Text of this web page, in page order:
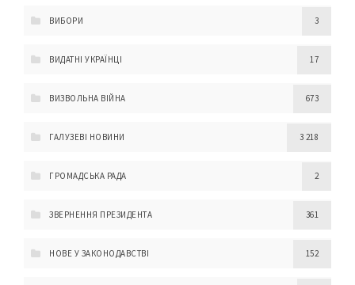
ВИБОРИ 3
ВИДАТНІ УКРАЇНЦІ 17
ВИЗВОЛЬНА ВІЙНА 673
ГАЛУЗЕВІ НОВИНИ 3 218
ГРОМАДСЬКА РАДА 2
ЗВЕРНЕННЯ ПРЕЗИДЕНТА 361
НОВЕ У ЗАКОНОДАВСТВІ 152